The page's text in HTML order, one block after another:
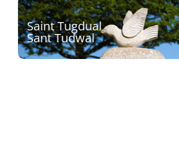
Saint Tugdual
Sant Tudwal
Sculpteur : Olivier Lévêque